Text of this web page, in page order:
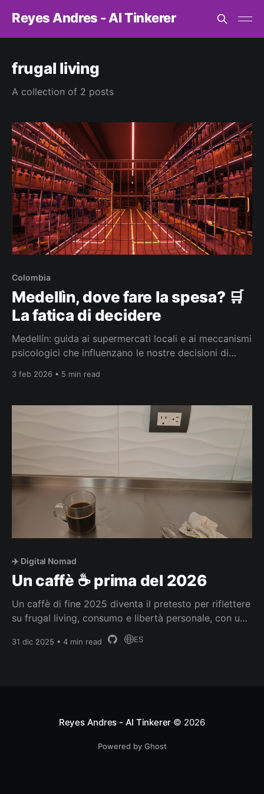
Reyes Andres - AI Tinkerer
frugal living
A collection of 2 posts
Colombia
Medellìn, dove fare la spesa? 🛒
La fatica di decidere
Medellín: guida ai supermercati locali e ai meccanismi
psicologici che influenzano le nostre decisioni di
3 feb 2026 • 5 min read
✈️ Digital Nomad
Un caffè ☕ prima del 2026
Un caffè di fine 2025 diventa il pretesto per riflettere
su frugal living, consumo e libertà personale, con uno
sguardo intenzionale al 2026.
31 dic 2025 • 4 min read ES
Reyes Andres - AI Tinkerer © 2026
Powered by Ghost